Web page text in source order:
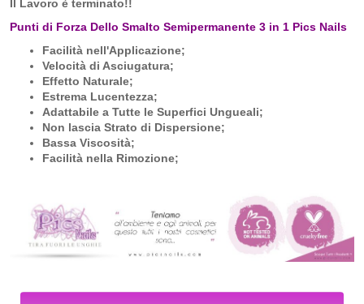
Il Lavoro è terminato!!
Punti di Forza Dello Smalto Semipermanente 3 in 1 Pics Nails
Facilità nell'Applicazione;
Velocità di Asciugatura;
Effetto Naturale;
Estrema Lucentezza;
Adattabile a Tutte le Superfici Ungueali;
Non lascia Strato di Dispersione;
Bassa Viscosità;
Facilità nella Rimozione;